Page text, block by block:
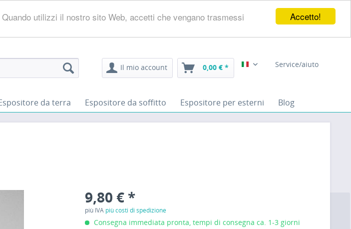
Accetto!
utilizzi il nostro sito Web, accetti che vengano trasmessi
Il mio account 0,00 € * Italiano Service/aiuto
da terra Espositore da soffitto Espositore per esterni Blog
9,80 € *
più IVA più costi di spedizione
Consegna immediata pronta, tempi di consegna ca. 1-3 giorni